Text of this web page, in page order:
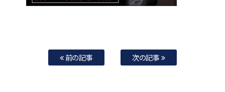
前の記事 次の記事